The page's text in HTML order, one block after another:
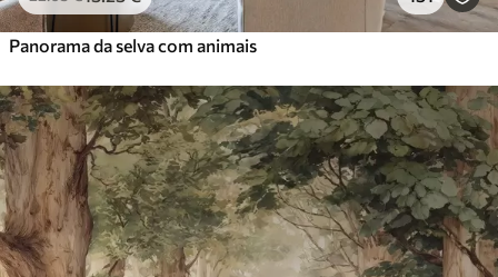
Panorama da selva com animais